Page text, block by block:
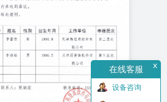
在线客服 x
设备咨询